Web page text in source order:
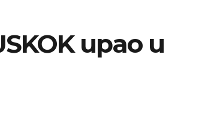
upao u